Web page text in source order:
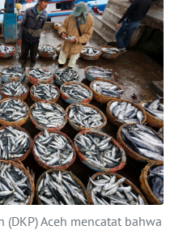
Aceh mencatat bahwa